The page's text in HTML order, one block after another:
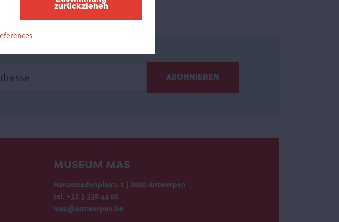
zurückziehen
MUSEUM MAS
Hanzestedenplaats 1 | 2000 Antwerpen
tel. +32 3 338 44 00
mas@antwerpen.be